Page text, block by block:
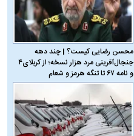
محسن رضایی کیست؟ | چند دهه
جنجال‌آفرینی مرد هزار نسخه؛ از کربلای۴
و نامه ۶۷ تا تنگه هرمز و شعام